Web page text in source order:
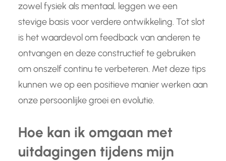
zowel fysiek als mentaal, leggen we een
stevige basis voor verdere ontwikkeling. Tot slot
is het waardevol om feedback van anderen te
ontvangen en deze constructief te gebruiken
om onszelf continu te verbeteren. Met deze tips
kunnen we op een positieve manier werken aan
onze persoonlijke groei en evolutie.
Hoe kan ik omgaan met
uitdagingen tijdens mijn